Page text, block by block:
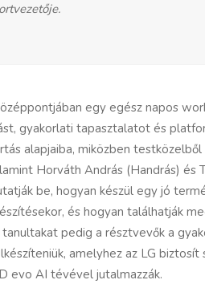
egy egész napos
gyakorlati tapasztalatot és
alapjaiba, miközben
Horváth András (Handrás) és
be, hogyan készül egy jó
és hogyan találhatják
pedig a résztvevők a
amelyhez az LG
evo AI tévével jutalmazzák.